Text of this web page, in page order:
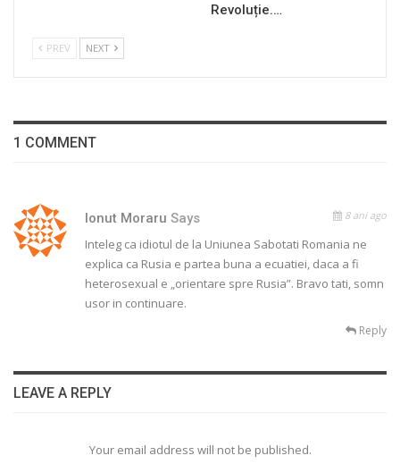
Revoluție.…
PREV NEXT
1 COMMENT
Ionut Moraru Says 8 ani ago
Inteleg ca idiotul de la Uniunea Sabotati Romania ne
explica ca Rusia e partea buna a ecuatiei, daca a fi
heterosexual e „orientare spre Rusia”. Bravo tati, somn
usor in continuare.
Reply
LEAVE A REPLY
Your email address will not be published.